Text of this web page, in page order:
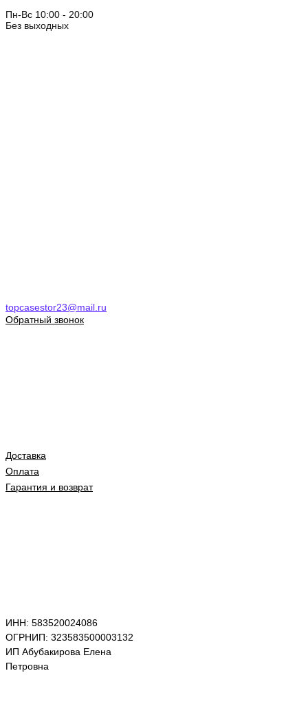
Пн-Вс 10:00 - 20:00
Без выходных
topcasestor23@mail.ru
Обратный звонок
Доставка
Оплата
Гарантия и возврат
ИНН: 583520024086
ОГРНИП: 323583500003132
ИП Абубакирова Елена
Петровна